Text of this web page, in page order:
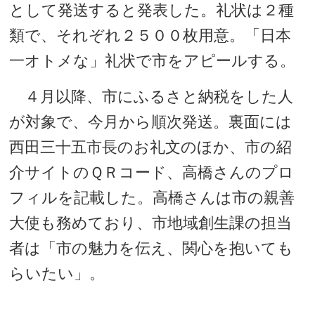
として発送すると発表した。礼状は２種
類で、それぞれ２５００枚用意。「日本
一オトメな」礼状で市をアピールする。
４月以降、市にふるさと納税をした人
が対象で、今月から順次発送。裏面には
西田三十五市長のお礼文のほか、市の紹
介サイトのＱＲコード、高橋さんのプロ
フィルを記載した。高橋さんは市の親善
大使も務めており、市地域創生課の担当
者は「市の魅力を伝え、関心を抱いても
らいたい」。